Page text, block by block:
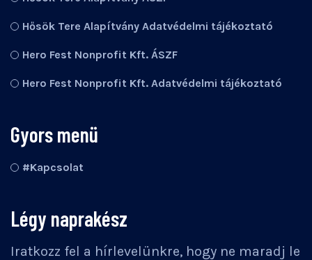
Hősök Tere Alapítvány Adatvédelmi tájékoztató
Hero Fest Nonprofit Kft. ÁSZF
Hero Fest Nonprofit Kft. Adatvédelmi tájékoztató
Gyors menü
#Kapcsolat
Légy naprakész
Iratkozz fel a hírlevelünkre, hogy ne maradj le